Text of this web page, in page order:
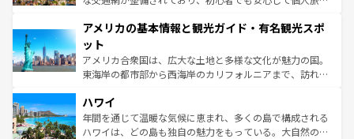
ンツ一覧を参照してほしい。
の建物がそのまま残る町や、スイスならではのユニークな
博物館もあり、アルプス観光だけでなく町歩きも満喫する
ことができる。国民の所得が高いため物価も高いが、旅行
者向けの交通パス提供のサービスもあり、うまく活用すれ
着のスイス情報は
アメリカの基本情報と観光ガイド・有名観光スポ
ット
アメリカ合衆国は、広大な土地と多様な文化が魅力の国。
東海岸の都市部から西海岸のカリフォルニアまで、訪れる
のような巨大都市は、観光、ショッピング、エンターテイ
ンメントが詰まった刺激的なスポットだ。一方、アメリカ
西部には大自然が広がり、グランドキャニオンやイエロー
ハワイ
年間を通じて温暖な気候に恵まれ、多くの島で構成される
ハワイは、どの島も独自の魅力をもっている。大自然の神